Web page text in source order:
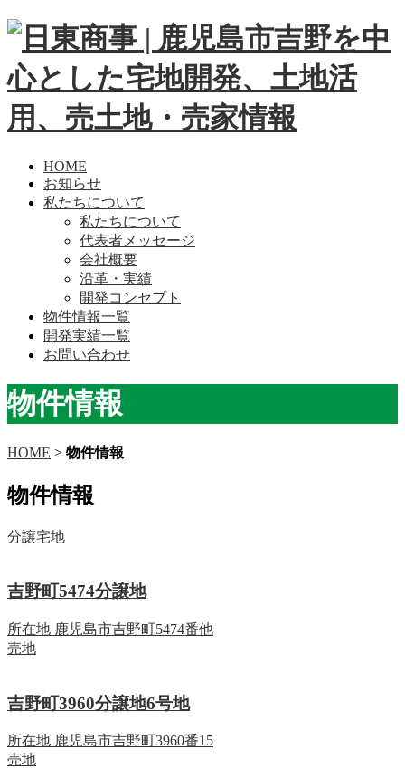
HOME
お知らせ
私たちについて
私たちについて
代表者メッセージ
会社概要
沿革・実績
開発コンセプト
物件情報一覧
開発実績一覧
お問い合わせ
物件情報
HOME > 物件情報
物件情報
分譲宅地
吉野町5474分譲地
所在地 鹿児島市吉野町5474番他
売地
吉野町3960分譲地6号地
所在地 鹿児島市吉野町3960番15
売地